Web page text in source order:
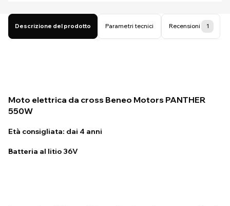
Descrizione del prodotto Parametri tecnici Recensioni 1
Moto elettrica da cross Beneo Motors PANTHER
550W
Età consigliata: dai 4 anni
Batteria al litio 36V